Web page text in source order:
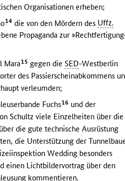
Organisationen erheben;
14 die von den Mördern des Uffz.
Propaganda zur
Mara15 gegen dieSED-Westberlin
des Passierscheinabkommens
verleumden;
Fuchs16 und der
Schultz viele Einzelheiten über die
die gute technische Ausrüstung
die Unterstützung der
Wedding besonders
einen Lichtbildervortrag über den
kommentieren.